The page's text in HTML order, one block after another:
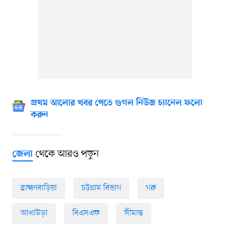
প্রথম আলোর খবর পেতে গুগল নিউজ চ্যানেল ফলো
করুন
জেলাথেকে আরও পড়ুন
ব্রাহ্মণবাড়িয়া চট্টগ্রাম বিভাগ গরু
আখাউড়া বিএসএফ সীমান্ত